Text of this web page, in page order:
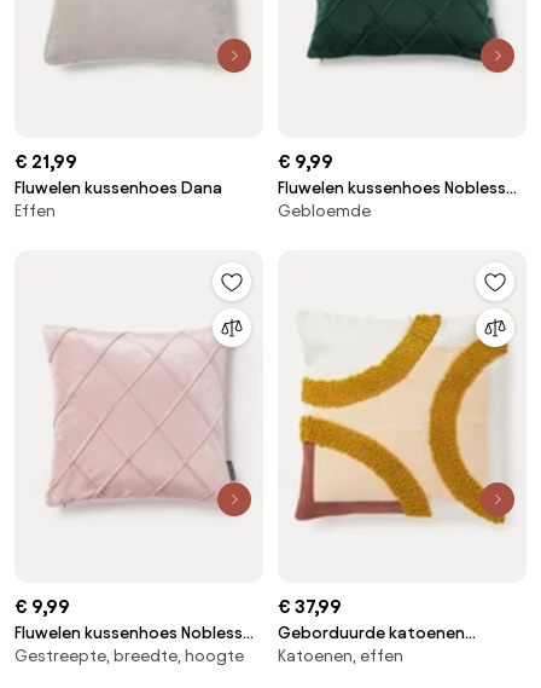
€ 21,99
Fluwelen kussenhoes Dana
Effen
€ 9,99
Fluwelen kussenhoes Nobless
met verhoogd ruitjesmotief
Gebloemde
€ 9,99
Fluwelen kussenhoes Nobless
met verhoogd ruitjesmotief
Gestreepte, breedte, hoogte
€ 37,99
Geborduurde katoenen
kussenhoes Reza met hoog-
Katoenen, effen